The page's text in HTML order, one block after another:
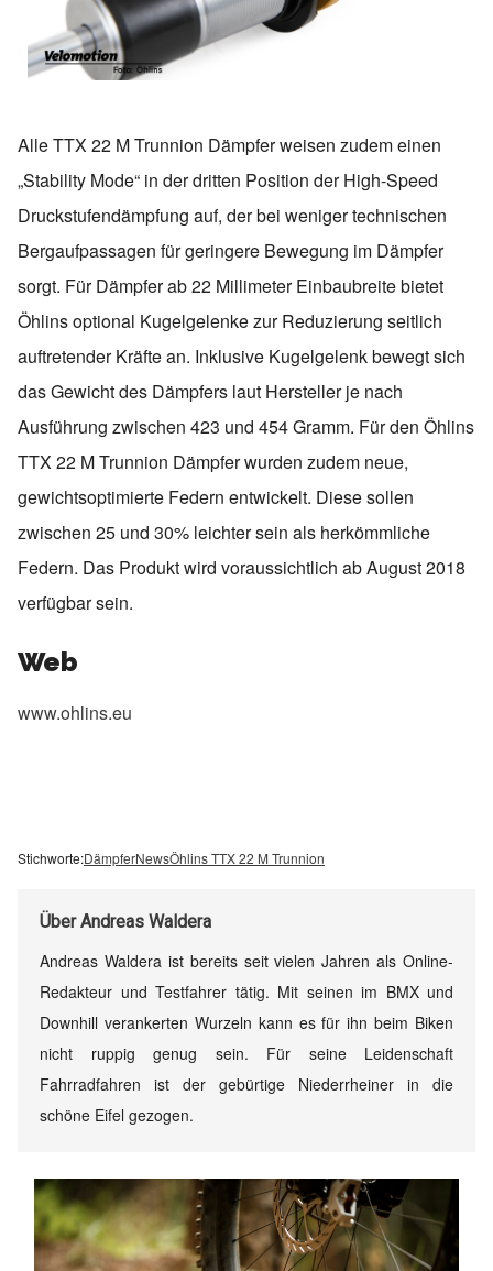
Alle TTX 22 M Trunnion Dämpfer weisen zudem einen
„Stability Mode“ in der dritten Position der High-Speed
Druckstufendämpfung auf, der bei weniger technischen
Bergaufpassagen für geringere Bewegung im Dämpfer
sorgt. Für Dämpfer ab 22 Millimeter Einbaubreite bietet
Öhlins optional Kugelgelenke zur Reduzierung seitlich
auftretender Kräfte an. Inklusive Kugelgelenk bewegt sich
das Gewicht des Dämpfers laut Hersteller je nach
Ausführung zwischen 423 und 454 Gramm. Für den Öhlins
TTX 22 M Trunnion Dämpfer wurden zudem neue,
gewichtsoptimierte Federn entwickelt. Diese sollen
zwischen 25 und 30% leichter sein als herkömmliche
Federn. Das Produkt wird voraussichtlich ab August 2018
verfügbar sein.
Web
www.ohlins.eu
Stichworte:DämpferNewsÖhlins TTX 22 M Trunnion
ÜberAndreas Waldera
Andreas Waldera ist bereits seit vielen Jahren als Online-
Redakteur und Testfahrer tätig. Mit seinen im BMX und
Downhill verankerten Wurzeln kann es für ihn beim Biken
nicht ruppig genug sein. Für seine Leidenschaft
Fahrradfahren ist der gebürtige Niederrheiner in die
schöne Eifel gezogen.